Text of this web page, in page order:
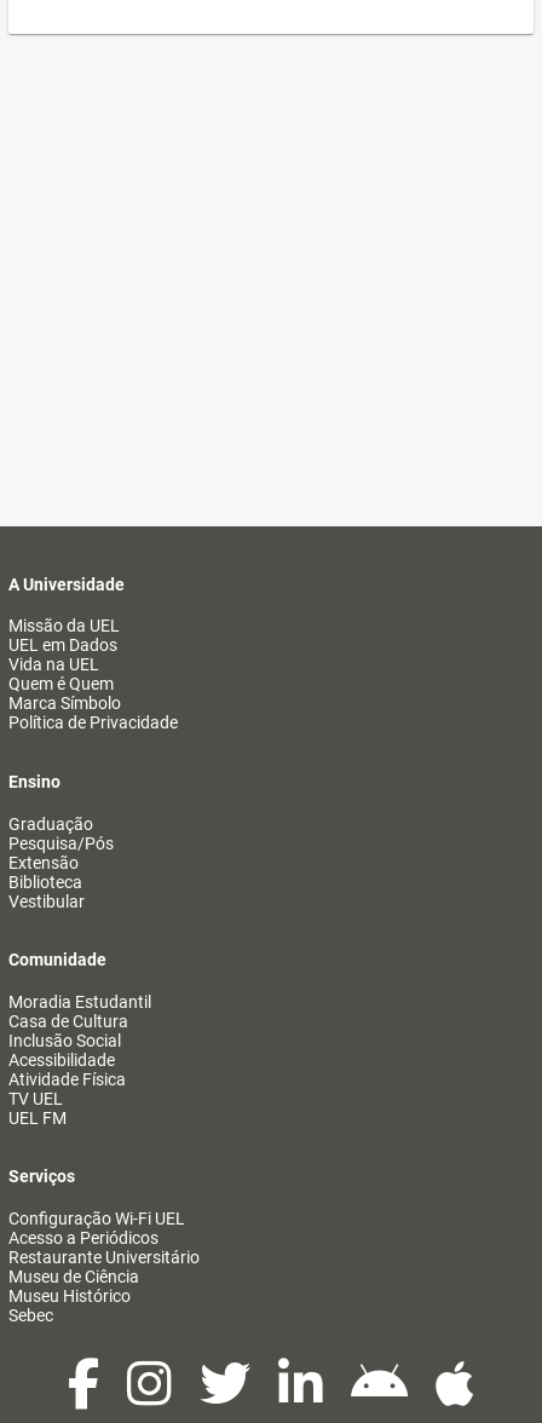
A Universidade
Missão da UEL
UEL em Dados
Vida na UEL
Quem é Quem
Marca Símbolo
Política de Privacidade
Ensino
Graduação
Pesquisa/Pós
Extensão
Biblioteca
Vestibular
Comunidade
Moradia Estudantil
Casa de Cultura
Inclusão Social
Acessibilidade
Atividade Física
TV UEL
UEL FM
Serviços
Configuração Wi-Fi UEL
Acesso a Periódicos
Restaurante Universitário
Museu de Ciência
Museu Histórico
Sebec